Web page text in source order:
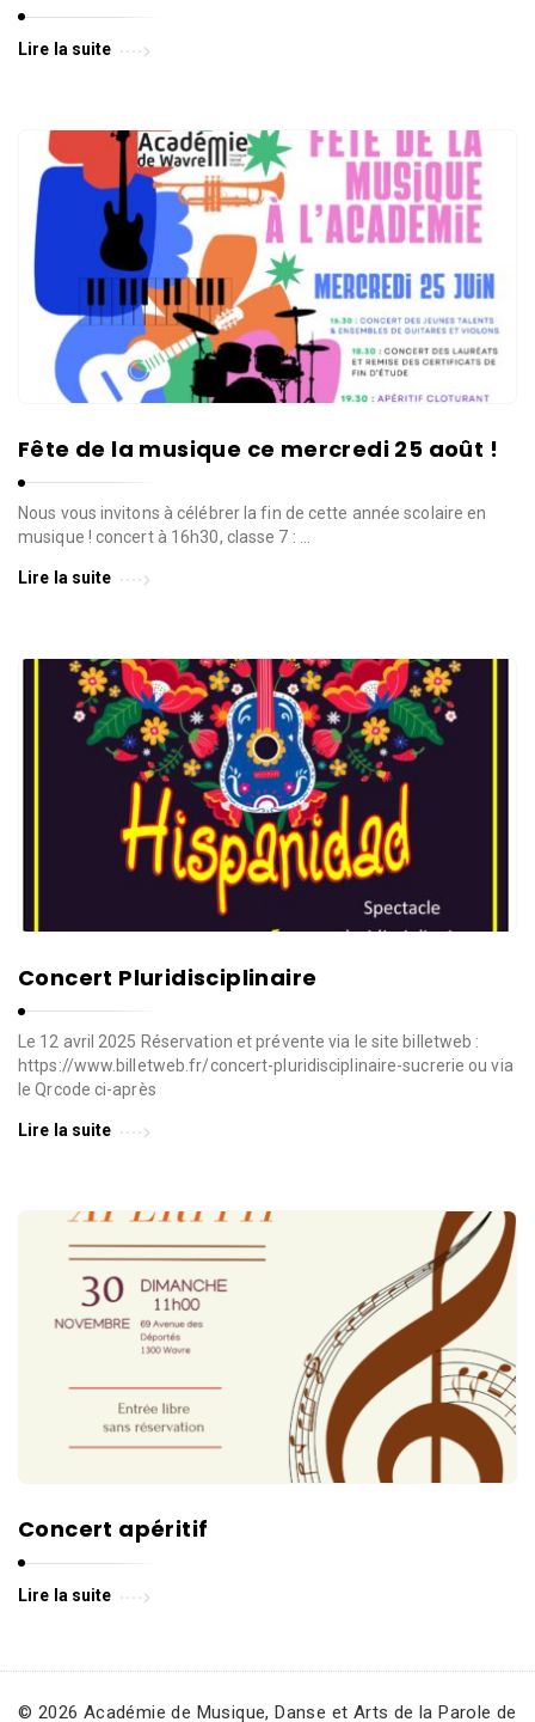
Lire la suite
Fête de la musique ce mercredi 25 août !
Nous vous invitons à célébrer la fin de cette année scolaire en
musique ! concert à 16h30, classe 7 : …
Lire la suite
Concert Pluridisciplinaire
Le 12 avril 2025 Réservation et prévente via le site billetweb :
https://www.billetweb.fr/concert-pluridisciplinaire-sucrerie ou via
le Qrcode ci-après
Lire la suite
Concert apéritif
Lire la suite
© 2026 Académie de Musique, Danse et Arts de la Parole de